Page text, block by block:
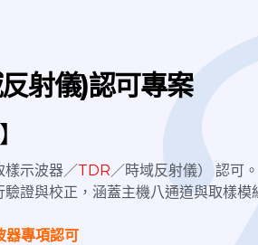
，提供您最佳屏蔽箱解決方案。依測
關測試。 隔離外部基站信號、外部
程並提高效率。
射儀)認可專案
示波器／TDR ／時域反射儀） 認可。
證與校正，涵蓋主機八通道與取樣模
專項認可